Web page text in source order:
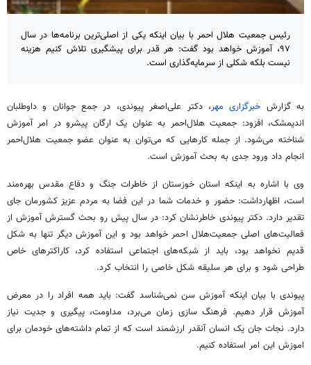
رئیس جمعیت هلال احمر با بیان اینکه یکی از اصلی‌ترین برنامه‌ها در سال
۹۷، آموزش خواهد بود گفت: هر قدر برای پیشگیری تلاش کنیم هزینه
نیست بلکه شکلی از سرمایه‌گذاری است.
به گزارش خبرگزاری مهر، دکتر علی‌اصغر پیوندی، در جمع جوانان و داوطلبان
اندیمشک، افزود: جمعیت هلال‌احمر به عنوان یک ارگان پیشرو در امر آموزش
شناخته می‌شود. از جمله کارهایی که می‌توان به عنوان عضو جمعیت هلال‌احمر
انجام داد ورود جدی به بحث آموزش است.
وی با اشاره به اینکه استان خوزستان از خاطرات جنگ و دفاع مقدس بهره‌مند
است، اظهارداشت: حضور و خدمات شما در این فضا به مردم عزیز کشورمان جای
تقدیر دارد. دکتر پیوندی خاطرنشان کرد: در سال پیش رو بحث گسترش آموزش از
فعالیت‌های اصلی جمعیت‌هلال احمر خواهد بود و این آموزش دیگر تنها به شکل
قدیم نخواهد بود، باید از شبکه‌های اجتماعی استفاده کرد، کاراکترهای خاص
طراحی شود و برای هر سلیقه شکل خاصی را انتخاب کرد.
پیوندی با بیان اینکه آموزش سن نمی‌شناسد گفت: باید همه افراد را در معرض
آموزش قرار دهیم. فرهنگ سازی زمان می‌برد، مداومت، پیگیری و جدیت نیاز
دارد. نجات جان یک انسان آنقدر ارزشمند است که از تمام داشته‌های خودمان برای
اموزش این امر استفاده کنیم.